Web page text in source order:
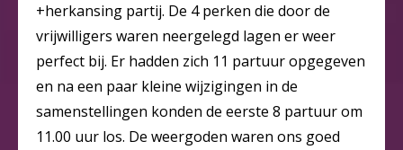
+herkansing partij. De 4 perken die door de
vrijwilligers waren neergelegd lagen er weer
perfect bij. Er hadden zich 11 partuur opgegeven
en na een paar kleine wijzigingen in de
samenstellingen konden de eerste 8 partuur om
11.00 uur los. De weergoden waren ons goed